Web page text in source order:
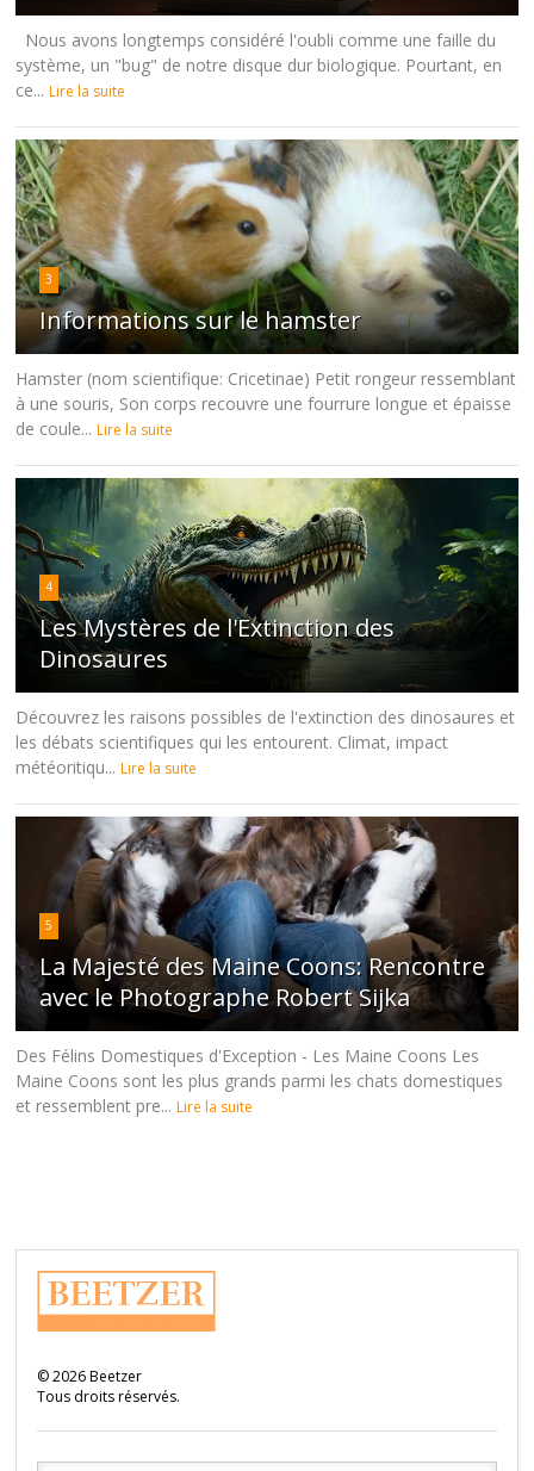
Nous avons longtemps considéré l'oubli comme une faille du
système, un "bug" de notre disque dur biologique. Pourtant, en
ce... Lire la suite
3
Informations sur le hamster
Hamster (nom scientifique: Cricetinae) Petit rongeur ressemblant
à une souris, Son corps recouvre une fourrure longue et épaisse
de coule... Lire la suite
4
Les Mystères de l'Extinction des
Dinosaures
Découvrez les raisons possibles de l'extinction des dinosaures et
les débats scientifiques qui les entourent. Climat, impact
météoritiqu... Lire la suite
5
La Majesté des Maine Coons: Rencontre
avec le Photographe Robert Sijka
Des Félins Domestiques d'Exception - Les Maine Coons Les
Maine Coons sont les plus grands parmi les chats domestiques
et ressemblent pre... Lire la suite
©2026Beetzer
Tous droits réservés.